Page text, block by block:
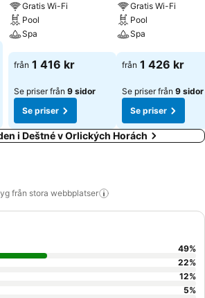
Gratis Wi-Fi
Pool
Spa
Se priser
från 1 416 kr
Se priser från 9 sidor
Se priser
Gratis Wi-Fi
Pool
Spa
Se priser
från 1 426 kr
Se priser från 9 sidor
Se priser
i Deštné v Orlických Horách
från stora webbplatser
49%
22%
12%
5%